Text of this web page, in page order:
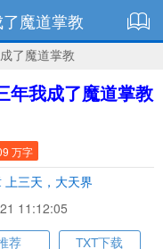
魔道掌教
了魔道掌教
年我成了魔道掌教
万字
上三天，大天界
11:12:05
荐 TXT下载